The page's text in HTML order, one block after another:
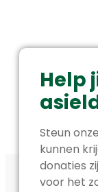
Help
Steun
kunnen
donaties
voor het